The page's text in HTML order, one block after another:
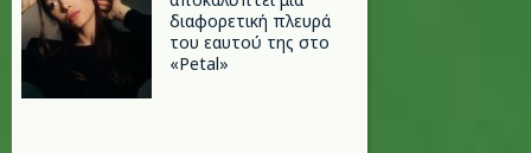
διαφορετική πλευρά
του εαυτού της στο
«Petal»